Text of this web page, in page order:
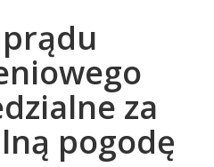
za
pogodę